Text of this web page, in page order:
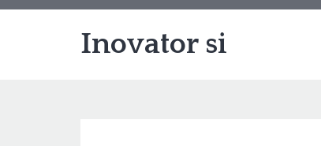
Inovator si